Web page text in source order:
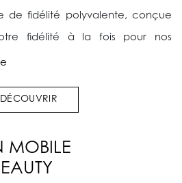
de fidélité polyvalente, conçue
fidélité à la fois pour nos
DÉCOUVRIR
MOBILE